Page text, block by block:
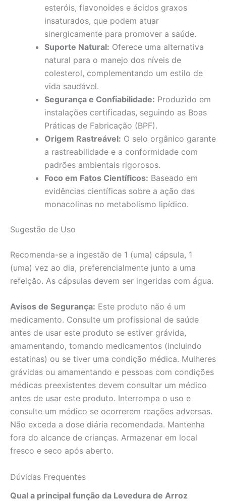
esteróis, flavonoides e ácidos graxos
insaturados, que podem atuar
sinergicamente para promover a saúde.
Suporte Natural: Oferece uma alternativa
natural para o manejo dos níveis de
colesterol, complementando um estilo de
vida saudável.
Segurança e Confiabilidade: Produzido em
instalações certificadas, seguindo as Boas
Práticas de Fabricação (BPF).
Origem Rastreável: O selo orgânico garante
a rastreabilidade e a conformidade com
padrões ambientais rigorosos.
Foco em Fatos Científicos: Baseado em
evidências científicas sobre a ação das
monacolinas no metabolismo lipídico.
Sugestão de Uso
Recomenda-se a ingestão de 1 (uma) cápsula, 1
(uma) vez ao dia, preferencialmente junto a uma
refeição. As cápsulas devem ser ingeridas com água.
Avisos de Segurança: Este produto não é um
medicamento. Consulte um profissional de saúde
antes de usar este produto se estiver grávida,
amamentando, tomando medicamentos (incluindo
estatinas) ou se tiver uma condição médica. Mulheres
grávidas ou amamentando e pessoas com condições
médicas preexistentes devem consultar um médico
antes de usar este produto. Interrompa o uso e
consulte um médico se ocorrerem reações adversas.
Não exceda a dose diária recomendada. Mantenha
fora do alcance de crianças. Armazenar em local
fresco e seco após aberto.
Dúvidas Frequentes
Qual a principal função da Levedura de Arroz